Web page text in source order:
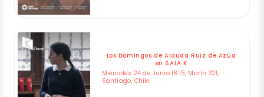
Los Domingos de Alauda Ruiz de Azúa
en SALA K
Miércoles 24 de Junio 18:15, Marín 321,
Santiago, Chile